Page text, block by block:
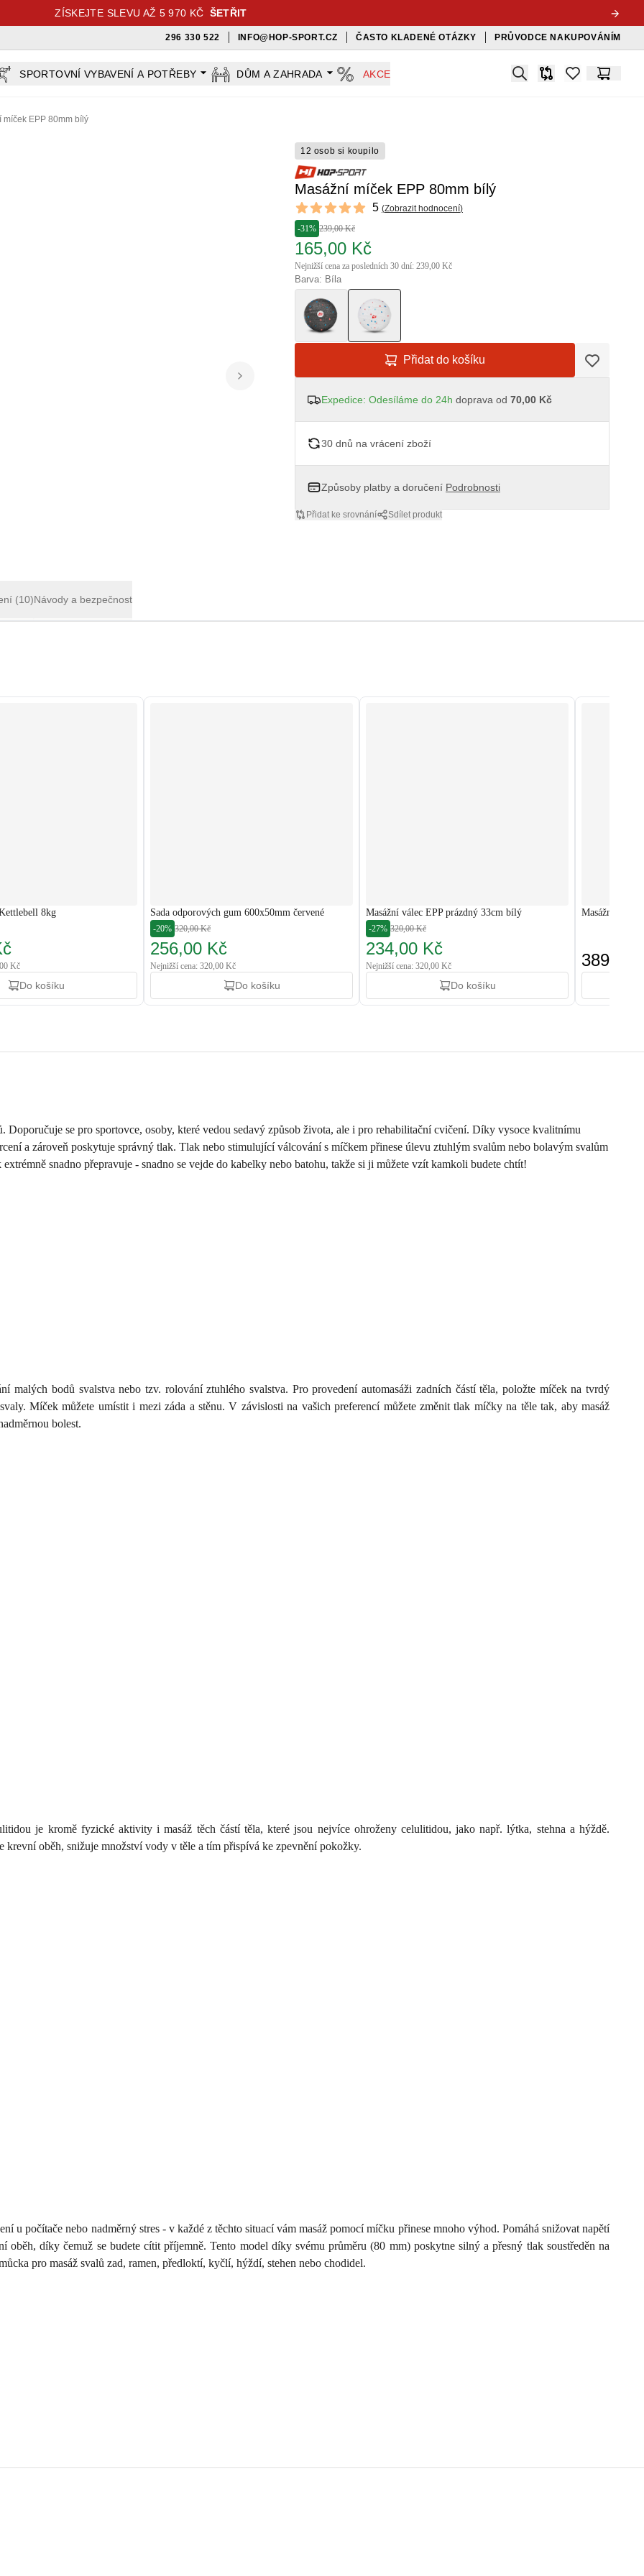
ZÍSKEJTE SLEVU AŽ 5 970 KČ ŠETŘIT
296 330 522 INFO@HOP-SPORT.CZ ČASTO KLADENÉ OTÁZKY PRŮVODCE NAKUPOVÁNÍM
SPORTOVNÍ VYBAVENÍ A POTŘEBY DŮM A ZAHRADA AKCE Search
Srovnávačitems inKošík
míček EPP 80mm bílý
12 osob si koupilo
Masážní míček EPP 80mm bílý
Reviews
5 out of 5 stars 5 (Zobrazit hodnocení)
-31% 239,00 Kč
165,00 Kč
Nejnižší cena za posledních 30 dní: 239,00 Kč
Barva: Bíla
Přidat do košíku
Expedice: Odesíláme do 24h doprava od 70,00 Kč
30 dnů na vrácení zboží
Způsoby platby a doručení Podrobnosti
Přidat ke srovnání Sdílet produkt
(10)Návody a bezpečnost
8kg
Kč
Do košíku
Sada odporových gum 600x50mm červené
-20% 320,00 Kč
256,00 Kč
Nejnižší cena: 320,00 Kč
Do košíku
Masážní válec EPP prázdný 33cm bílý
-27% 320,00 Kč
234,00 Kč
Nejnižší cena: 320,00 Kč
Do košíku
Masážní válec
389,00
Doporučuje se pro sportovce, osoby, které vedou sedavý způsob života, ale i pro rehabilitační cvičení. Díky vysoce kvalitnímu
a zároveň poskytuje správný tlak. Tlak nebo stimulující válcování s míčkem přinese úlevu ztuhlým svalům nebo bolavým svalům
snadno přepravuje - snadno se vejde do kabelky nebo batohu, takže si ji můžete vzít kamkoli budete chtít!
malých bodů svalstva nebo tzv. rolování ztuhlého svalstva. Pro provedení automasáži zadních částí těla, položte míček na tvrdý
Míček můžete umístit i mezi záda a stěnu. V závislosti na vašich preferencí můžete změnit tlak míčky na těle tak, aby masáž
bolest.
je kromě fyzické aktivity i masáž těch částí těla, které jsou nejvíce ohroženy celulitidou, jako např. lýtka, stehna a hýždě.
oběh, snižuje množství vody v těle a tím přispívá ke zpevnění pokožky.
u počítače nebo nadměrný stres - v každé z těchto situací vám masáž pomocí míčku přinese mnoho výhod. Pomáhá snižovat napětí
oběh, díky čemuž se budete cítit příjemně. Tento model díky svému průměru (80 mm) poskytne silný a přesný tlak soustředěn na
pro masáž svalů zad, ramen, předloktí, kyčlí, hýždí, stehen nebo chodidel.